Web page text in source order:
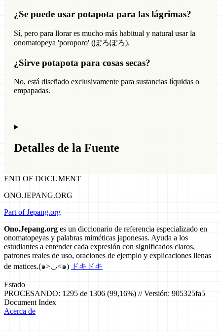
¿Se puede usar potapota para las lágrimas?
Sí, pero para llorar es mucho más habitual y natural usar la
onomatopeya 'poroporo' (ぽろぽろ).
¿Sirve potapota para cosas secas?
No, está diseñado exclusivamente para sustancias líquidas o
empapadas.
Detalles de la Fuente
END OF DOCUMENT
ONO.JEPANG.ORG
Part of Jepang.org
Ono.Jepang.org es un diccionario de referencia especializado en
onomatopeyas y palabras miméticas japonesas. Ayuda a los
estudiantes a entender cada expresión con significados claros,
patrones reales de uso, oraciones de ejemplo y explicaciones llenas
de matices.(๑>◡<๑) ドキドキ
Estado
PROCESANDO: 1295 de 1306 (99,16%) // Versión: 905325fa5
Document Index
Acerca de